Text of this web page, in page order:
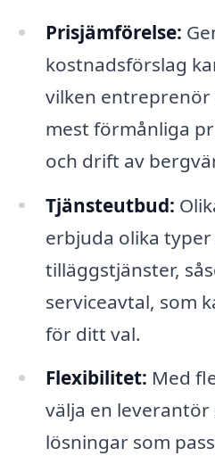
Prisjämförelse:
kostnadsförslag
vilken
mest förmånliga
och drift av
Tjänsteutbud:
erbjuda olika typer
tilläggstjänster,
serviceavtal, som
för ditt val.
Flexibilitet: Med
välja en
lösningar som